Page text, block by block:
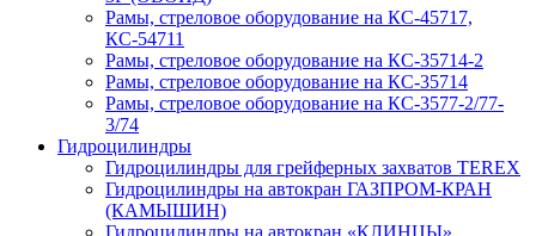
Рамы, стреловое оборудование на КС-45717,
КС-54711
Рамы, стреловое оборудование на КС-35714-2
Рамы, стреловое оборудование на КС-35714
Рамы, стреловое оборудование на КС-3577-2/77-
3/74
Гидроцилиндры
Гидроцилиндры для грейферных захватов TEREX
Гидроцилиндры на автокран ГАЗПРОМ-КРАН
(КАМЫШИН)